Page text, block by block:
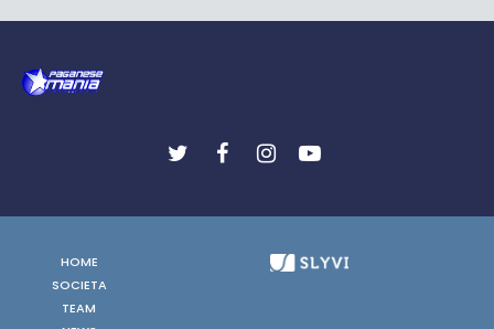
HOME
SOCIETA
TEAM